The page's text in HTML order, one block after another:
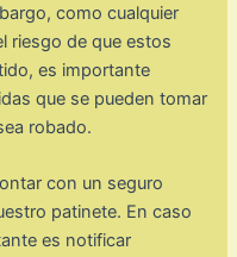
como cualquier
riesgo de que estos
es importante
que se pueden tomar
robado.
con un seguro
patinete. En caso
es notificar